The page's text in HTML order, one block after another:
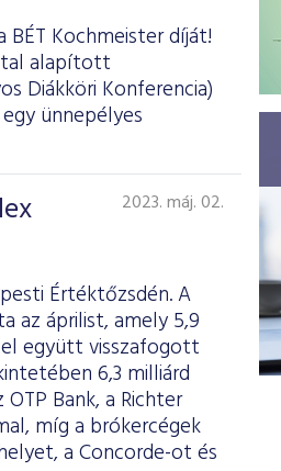
BÉT Kochmeister díját!
alapított
Diákköri Konferencia)
ünnepélyes
2023. máj. 02.
Értéktőzsdén. A
az áprilist, amely 5,9
együtt visszafogott
6,3 milliárd
Bank, a Richter
míg a brókercégek
a Concorde-ot és